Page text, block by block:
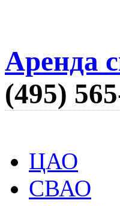
Аренда
(495)
ЦАО
СВАО